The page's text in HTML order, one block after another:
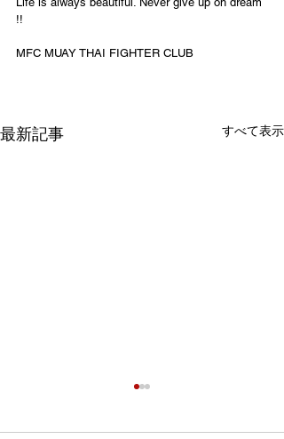
!!
MFC MUAY THAI FIGHTER CLUB
最新記事 すべて表示